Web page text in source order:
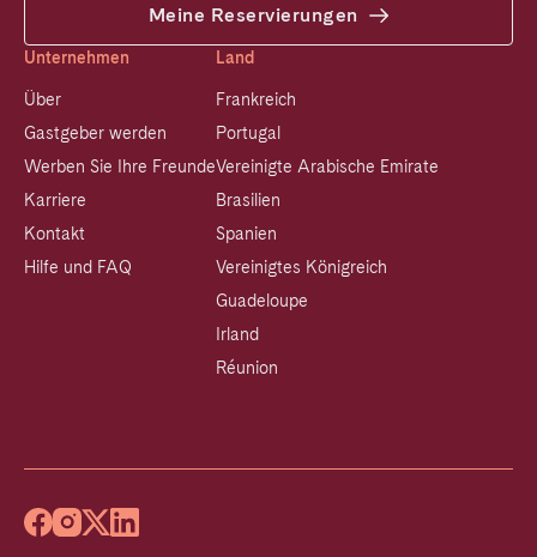
Meine Reservierungen
Unternehmen
Über
Gastgeber werden
Werben Sie Ihre Freunde
Karriere
Kontakt
Hilfe und FAQ
Land
Frankreich
Portugal
Vereinigte Arabische Emirate
Brasilien
Spanien
Vereinigtes Königreich
Guadeloupe
Irland
Réunion